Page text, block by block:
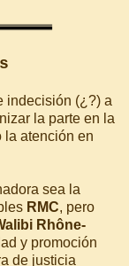
indecisión (¿?) a
la parte en la
la atención en
sea la
RMC, pero
Rhône-
y promoción
de justicia